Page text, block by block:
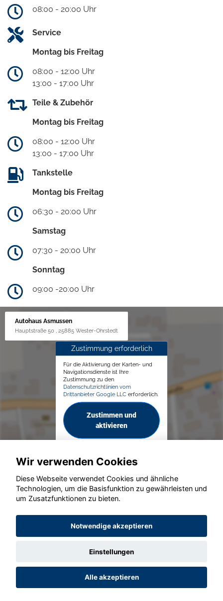
08:00 - 20:00 Uhr
Service
Montag bis Freitag
08:00 - 12:00 Uhr
13:00 - 17:00 Uhr
Teile & Zubehör
Montag bis Freitag
08:00 - 12:00 Uhr
13:00 - 17:00 Uhr
Tankstelle
Montag bis Freitag
06:30 - 20:00 Uhr
Samstag
07:30 - 20:00 Uhr
Sonntag
09:00 -20:00 Uhr
Autohaus Asmussen
Hauptstraße 50 , 25885 Wester-Ohrstedt
Zustimmung erforderlich
Für die Aktivierung der Karten- und
Navigationsdienste ist Ihre
Zustimmung zu den
Datenschutzrichtlinien vom
Drittanbieter Google LLC erforderlich.
Zustimmen und
aktivieren
© konjunkturmotor.de GmbH 2020 - 2026
Wir verwenden Cookies
Diese Webseite verwendet Cookies und ähnliche
Technologien, um die Basisfunktion zu gewährleisten und
um Zusatzfunktionen zu bieten.
Notwendige akzeptieren
Einstellungen
Alle akzeptieren